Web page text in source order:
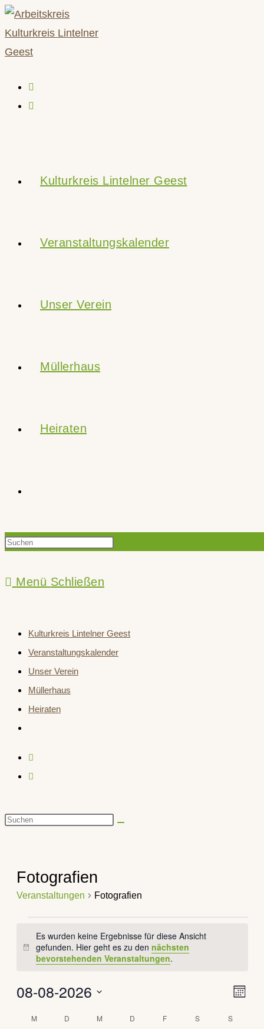
Zum
Inhalt
springen
Kulturkreis Lintelner Geest
Veranstaltungskalender
Unser Verein
Müllerhaus
Heiraten
Suche
Press
search
panel.
Menü Schließen
Kulturkreis Lintelner Geest
Veranstaltungskalender
Unser Verein
Müllerhaus
Heiraten
umschalten
Diese
Fotografien
Veranstaltungen Fotografien
Hinweis
Es wurden keine Ergebnisse für diese Ansicht
gefunden. Hier geht es zu dennächsten
bevorstehenden Veranstaltungen.
Monat
08-08-2026
Kalender
M MONTAGD DIENSTAG
M MITTWOCH
D DONNERSTAG
F FREITAGS SAMSTAG
S